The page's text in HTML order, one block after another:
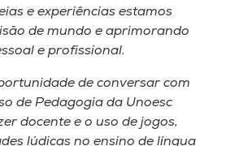
e experiências estamos
de mundo e aprimorando
e profissional.
de conversar com
de Pedagogia da Unoesc
docente e o uso de jogos,
lúdicas no ensino de língua